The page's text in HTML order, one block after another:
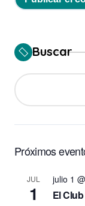
Buscar
Próximos
JUL
1
julio 1
El